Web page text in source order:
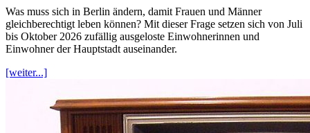
Was muss sich in Berlin ändern, damit Frauen und Männer
gleichberechtigt leben können? Mit dieser Frage setzen sich von Juli
bis Oktober 2026 zufällig ausgeloste Einwohnerinnen und
Einwohner der Hauptstadt auseinander.
[weiter...]